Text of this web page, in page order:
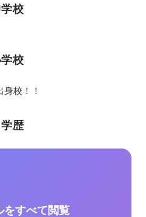
校
校
校！！
歴
をすべて閲覧